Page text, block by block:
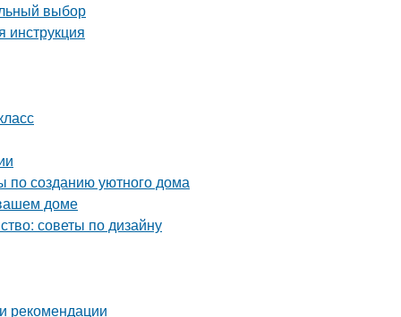
выбор
инструкция
по созданию уютного дома
доме
советы по дизайну
рекомендации